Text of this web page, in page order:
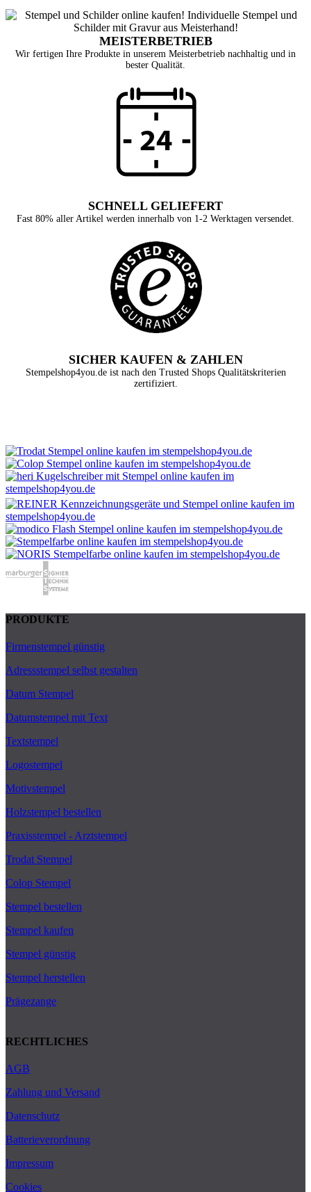
MEISTERBETRIEB
Wir fertigen Ihre Produkte in unserem Meisterbetrieb nachhaltig und in
bester Qualität.
SCHNELL GELIEFERT
Fast 80% aller Artikel werden innerhalb von 1-2 Werktagen versendet.
SICHER KAUFEN & ZAHLEN
Stempelshop4you.de ist nach den Trusted Shops Qualitätskriterien
zertifiziert.
PRODUKTE
Firmenstempel günstig
Adressstempel selbst gestalten
Datum Stempel
Datumstempel mit Text
Textstempel
Logostempel
Motivstempel
Holzstempel bestellen
Praxisstempel - Arztstempel
Trodat Stempel
Colop Stempel
Stempel bestellen
Stempel kaufen
Stempel günstig
Stempel herstellen
Prägezange
RECHTLICHES
AGB
Zahlung und Versand
Datenschutz
Batterieverordnung
Impressum
Cookies